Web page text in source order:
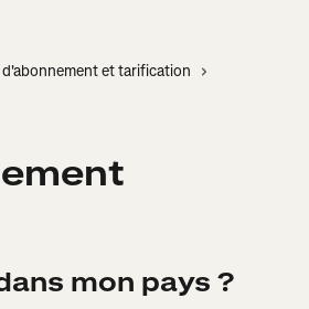
et tarification
mon pays ?